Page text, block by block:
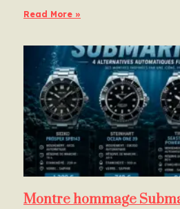
Read More »
Montre hommage